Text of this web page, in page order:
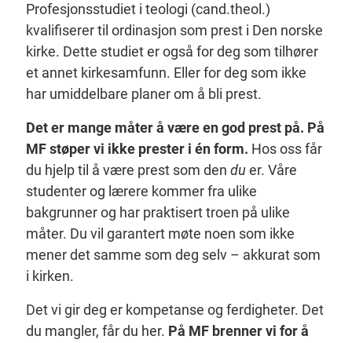
Profesjonsstudiet i teologi (cand.theol.)
kvalifiserer til ordinasjon som prest i Den norske
kirke. Dette studiet er også for deg som tilhører
et annet kirkesamfunn. Eller for deg som ikke
har umiddelbare planer om å bli prest.
Det er mange måter å være en god prest på. På
MF støper vi ikke prester i én form. Hos oss får
du hjelp til å være prest som den duer. Våre
studenter og lærere kommer fra ulike
bakgrunner og har praktisert troen på ulike
måter. Du vil garantert møte noen som ikke
mener det samme som deg selv – akkurat som
i kirken.
Det vi gir deg er kompetanse og ferdigheter. Det
du mangler, får du her. På MF brenner vi for å